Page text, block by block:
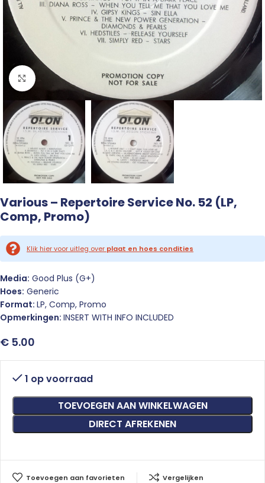
Click to enlarge
Various – Repertoire Service No. 52 (LP,
Comp, Promo)
Klik hier voor uitleg over plaat en hoes condities
Media: Good Plus (G+)
Hoes: Generic
Format: LP, Comp, Promo
Opmerkingen: INSERT WITH INFO INCLUDED
€ 5.00
1 op voorraad
TOEVOEGEN AAN WINKELWAGEN
DIRECT AFREKENEN
Toevoegen aan favorieten Vergelijken